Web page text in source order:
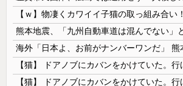
【ｗ】物凄くカワイイ子猫の取っ組み合い！